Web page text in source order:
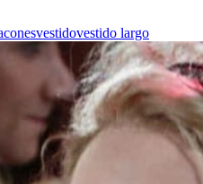
vestidovestido largo